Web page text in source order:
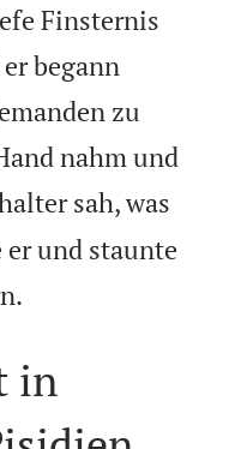
Finsternis
begann
zu
nahm und
sah, was
er und staunte
in